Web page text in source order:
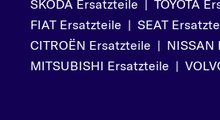
SKODA Ersatzteile | TOYOTA
FIAT Ersatzteile | SEAT
CITROËN Ersatzteile | NISSAN
MITSUBISHI Ersatzteile |